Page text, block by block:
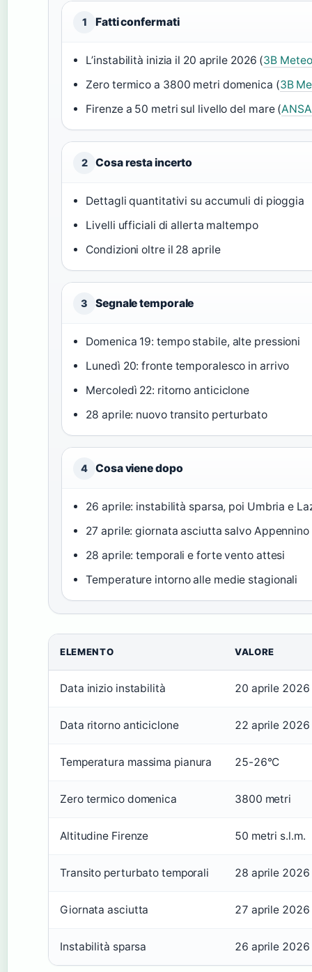
1 Fatti confermati
L’instabilità inizia il 20 aprile 2026 (3B Meteo
Zero termico a 3800 metri domenica (3B
Firenze a 50 metri sul livello del mare (
2 Cosa resta incerto
Dettagli quantitativi su accumuli di pioggia
Livelli ufficiali di allerta maltempo
Condizioni oltre il 28 aprile
3 Segnale temporale
Domenica 19: tempo stabile, alte pressioni
Lunedì 20: fronte temporalesco in arrivo
Mercoledì 22: ritorno anticiclone
28 aprile: nuovo transito perturbato
4 Cosa viene dopo
26 aprile: instabilità sparsa, poi Umbria e
27 aprile: giornata asciutta salvo Appennino
28 aprile: temporali e forte vento attesi
Temperature intorno alle medie stagionali
ELEMENTO VALORE
Data inizio instabilità 20 aprile 2026
Data ritorno anticiclone 22 aprile 2026
Temperatura massima pianura 25-26°C
Zero termico domenica 3800 metri
Altitudine Firenze 50 metri s.l.m.
Transito perturbato temporali 28 aprile 2026
Giornata asciutta 27 aprile 2026
Instabilità sparsa 26 aprile 2026